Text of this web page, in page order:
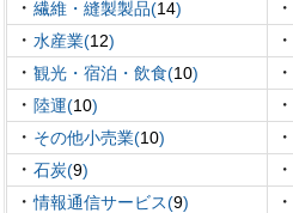
・ 繊維・縫製製品(14) ・
・ 水産業(12) ・
・ 観光・宿泊・飲食(10) ・
・ 陸運(10) ・
・ その他小売業(10) ・
・ 石炭(9) ・
・情報通信サービス(9) ・